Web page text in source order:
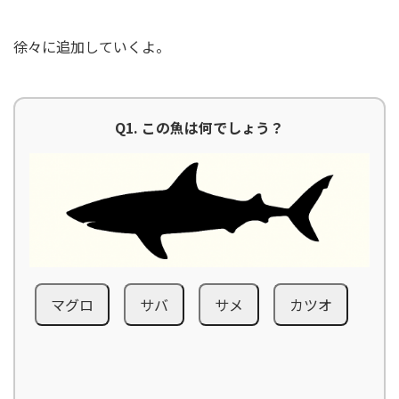
徐々に追加していくよ。
Q1. この魚は何でしょう？
マグロ サバ サメ カツオ